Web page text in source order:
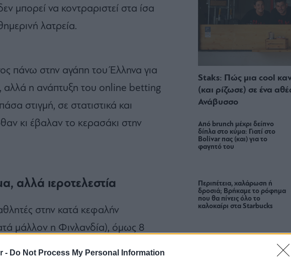
- Do Not Process My Personal Information
μπορεί να κοντραριστεί στα ίσα
λατρεία.
πάνω στην αγάπη του Έλληνα για
αλλά η ανάπτυξη του online betting
στιγμή, σε στατιστικά και
κι έβαλαν το κερασάκι στην
αλλά ιεροτελεστία
στην κατά κεφαλήν
μάλλον η Φινλανδία), όμως 8
καφέ, με σχεδόν το 40% να
του συναναστροφές, σύμφωνα με
Staks: Πώς μια cool
(και ρίζωσε) σε ένα
Ανάβυσσο
Από brunch μέχρι δείπνο
δίπλα στο κύμα: Γιατί στο
Bolivar πας (και) για το
φαγητό του
Περιπέτεια, χαλάρωση ή
δροσιά; Βρήκαμε το ρόφημα
που θα πίνεις όλο το
καλοκαίρι στα Starbucks
των 15 εκατ. – Η νέα εποχή